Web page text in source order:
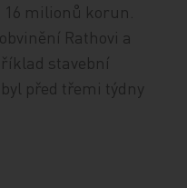
milionů korun.
Rathovi a
stavební
před třemi týdny